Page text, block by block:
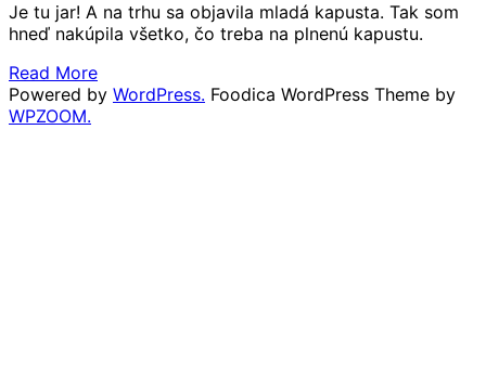
Je tu jar! A na trhu sa objavila mladá kapusta. Tak som
hneď nakúpila všetko, čo treba na plnenú kapustu.
Read More
Powered by WordPress. Foodica WordPress Theme by
WPZOOM.